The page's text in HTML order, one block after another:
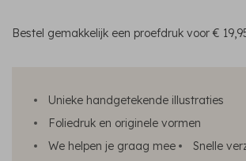
Bestel gemakkelijk een proefdruk voor€
Unieke handgetekende illustraties
Foliedruk en originele vormen
We helpen je graag mee
Snelle